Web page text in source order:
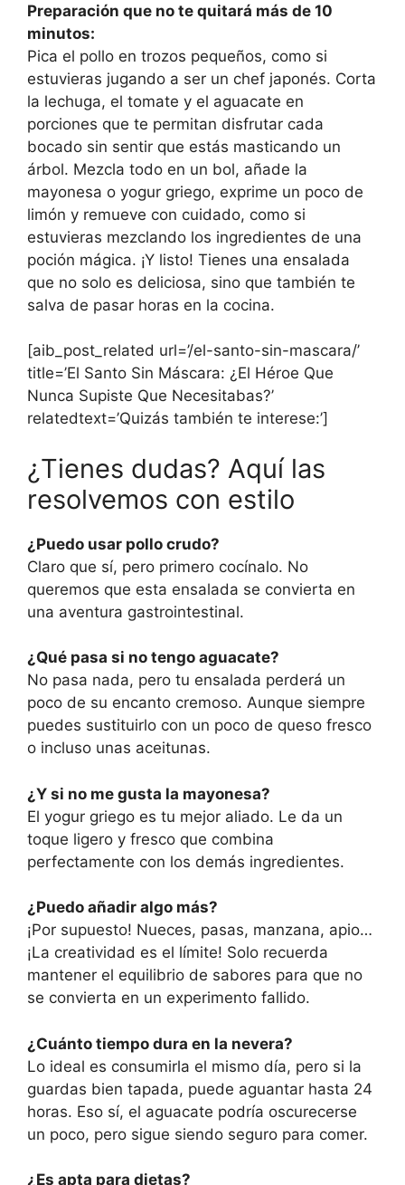
Preparación que no te quitará más de 10
minutos:
Pica el pollo en trozos pequeños, como si
estuvieras jugando a ser un chef japonés. Corta
la lechuga, el tomate y el aguacate en
porciones que te permitan disfrutar cada
bocado sin sentir que estás masticando un
árbol. Mezcla todo en un bol, añade la
mayonesa o yogur griego, exprime un poco de
limón y remueve con cuidado, como si
estuvieras mezclando los ingredientes de una
poción mágica. ¡Y listo! Tienes una ensalada
que no solo es deliciosa, sino que también te
salva de pasar horas en la cocina.
[aib_post_related url=’/el-santo-sin-mascara/’
title=’El Santo Sin Máscara: ¿El Héroe Que
Nunca Supiste Que Necesitabas?’
relatedtext=’Quizás también te interese:’]
¿Tienes dudas? Aquí las
resolvemos con estilo
¿Puedo usar pollo crudo?
Claro que sí, pero primero cocínalo. No
queremos que esta ensalada se convierta en
una aventura gastrointestinal.
¿Qué pasa si no tengo aguacate?
No pasa nada, pero tu ensalada perderá un
poco de su encanto cremoso. Aunque siempre
puedes sustituirlo con un poco de queso fresco
o incluso unas aceitunas.
¿Y si no me gusta la mayonesa?
El yogur griego es tu mejor aliado. Le da un
toque ligero y fresco que combina
perfectamente con los demás ingredientes.
¿Puedo añadir algo más?
¡Por supuesto! Nueces, pasas, manzana, apio…
¡La creatividad es el límite! Solo recuerda
mantener el equilibrio de sabores para que no
se convierta en un experimento fallido.
¿Cuánto tiempo dura en la nevera?
Lo ideal es consumirla el mismo día, pero si la
guardas bien tapada, puede aguantar hasta 24
horas. Eso sí, el aguacate podría oscurecerse
un poco, pero sigue siendo seguro para comer.
¿Es apta para dietas?